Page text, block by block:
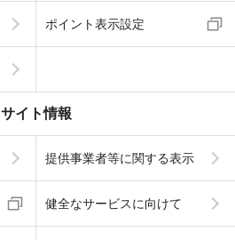
ポイント表示設定
サイト情報
提供事業者等に関する表示
健全なサービスに向けて